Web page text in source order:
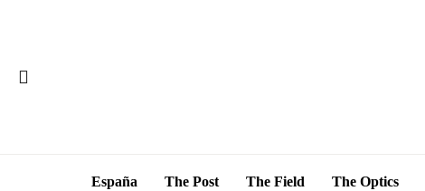
España The Post The Field The Optics